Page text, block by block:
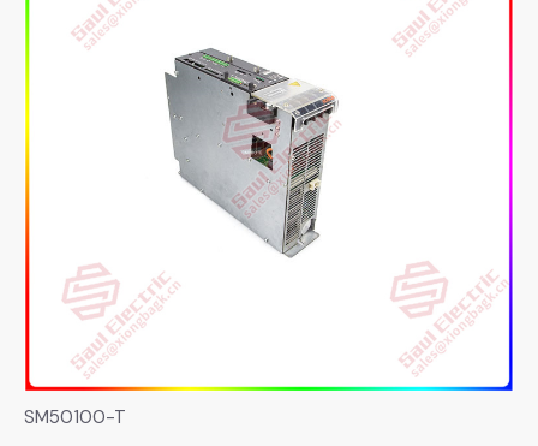
SM50100-T